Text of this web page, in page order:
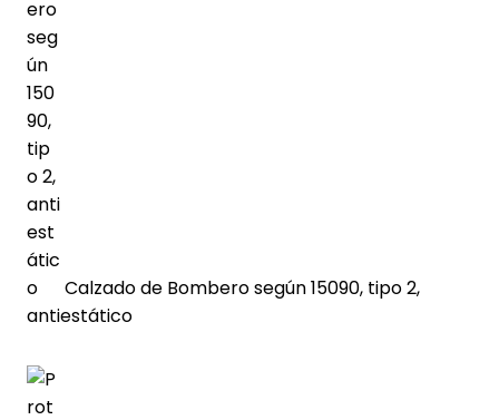
Calzado de Bombero según 15090, tipo 2,
antiestático